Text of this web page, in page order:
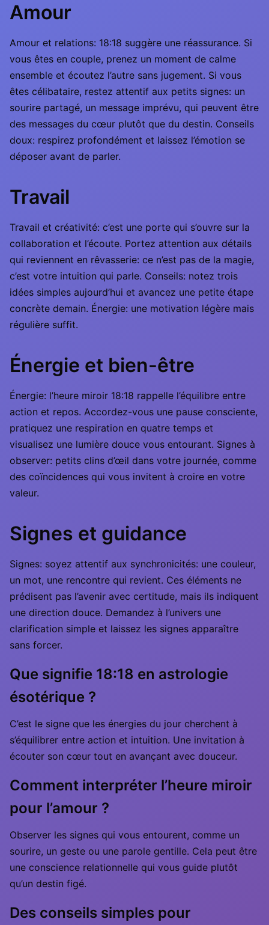
Amour
Amour et relations: 18:18 suggère une réassurance. Si
vous êtes en couple, prenez un moment de calme
ensemble et écoutez l’autre sans jugement. Si vous
êtes célibataire, restez attentif aux petits signes: un
sourire partagé, un message imprévu, qui peuvent être
des messages du cœur plutôt que du destin. Conseils
doux: respirez profondément et laissez l’émotion se
déposer avant de parler.
Travail
Travail et créativité: c’est une porte qui s’ouvre sur la
collaboration et l’écoute. Portez attention aux détails
qui reviennent en rêvasserie: ce n’est pas de la magie,
c’est votre intuition qui parle. Conseils: notez trois
idées simples aujourd’hui et avancez une petite étape
concrète demain. Énergie: une motivation légère mais
régulière suffit.
Énergie et bien-être
Énergie: l’heure miroir 18:18 rappelle l’équilibre entre
action et repos. Accordez-vous une pause consciente,
pratiquez une respiration en quatre temps et
visualisez une lumière douce vous entourant. Signes à
observer: petits clins d’œil dans votre journée, comme
des coïncidences qui vous invitent à croire en votre
valeur.
Signes et guidance
Signes: soyez attentif aux synchronicités: une couleur,
un mot, une rencontre qui revient. Ces éléments ne
prédisent pas l’avenir avec certitude, mais ils indiquent
une direction douce. Demandez à l’univers une
clarification simple et laissez les signes apparaître
sans forcer.
Que signifie 18:18 en astrologie
ésotérique ?
C’est le signe que les énergies du jour cherchent à
s’équilibrer entre action et intuition. Une invitation à
écouter son cœur tout en avançant avec douceur.
Comment interpréter l’heure miroir
pour l’amour ?
Observer les signes qui vous entourent, comme un
sourire, un geste ou une parole gentille. Cela peut être
une conscience relationnelle qui vous guide plutôt
qu’un destin figé.
Des conseils simples pour